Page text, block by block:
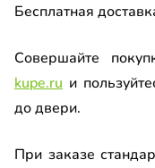
купе угловой
Бесплатная
Совершайте
kupe.ru и
до двери.
При заказе